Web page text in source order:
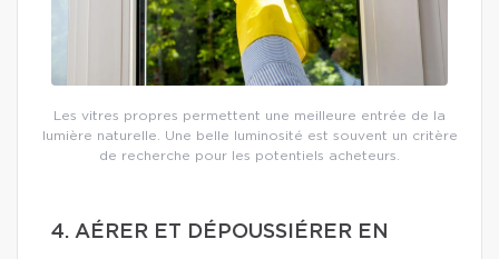
Les vitres propres permettent une meilleure entrée de la
lumière naturelle. Une belle luminosité est souvent un critère
de recherche pour les potentiels acheteurs.
4. AÉRER ET DÉPOUSSIÉRER EN